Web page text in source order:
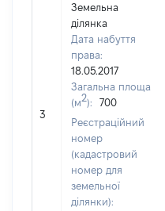
3
Земельна
ділянка
Дата набуття
права:
18.05.2017
Загальна площа
(м2):
700
Реєстраційний
номер
(кадастровий
номер для
земельної
ділянки):